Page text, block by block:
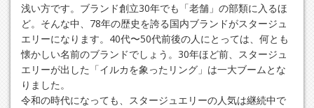
浅い方です。ブランド創立30年でも「老舗」の部類に入るほ
ど。そんな中、78年の歴史を誇る国内ブランドがスタージュ
エリーになります。40代〜50代前後の人にとっては、何とも
懐かしい名前のブランドでしょう。30年ほど前、スタージュ
エリーが出した「イルカを象ったリング」は一大ブームとな
りました。
令和の時代になっても、スタージュエリーの人気は継続中で